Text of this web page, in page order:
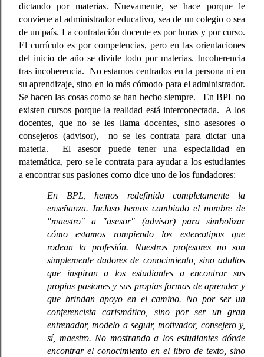
dictando por materias. Nuevamente, se hace porque le
conviene al administrador educativo, sea de un colegio o sea
de un país. La contratación docente es por horas y por curso.
El currículo es por competencias, pero en las orientaciones
del inicio de año se divide todo por materias. Incoherencia
tras incoherencia.  No estamos centrados en la persona ni en
su aprendizaje, sino en lo más cómodo para el administrador.
Se hacen las cosas como se han hecho siempre.   En BPL no
existen cursos porque la realidad está interconectada.  A los
docentes, que no se les llama docentes, sino asesores o
consejeros (advisor),  no se les contrata para dictar una
materia.  El asesor puede tener una especialidad en
matemática, pero se le contrata para ayudar a los estudiantes
a encontrar sus pasiones como dice uno de los fundadores:
En BPL, hemos redefinido completamente la
enseñanza. Incluso hemos cambiado el nombre de
"maestro" a "asesor" (advisor) para simbolizar
cómo estamos rompiendo los estereotipos que
rodean la profesión. Nuestros profesores no son
simplemente dadores de conocimiento, sino adultos
que inspiran a los estudiantes a encontrar sus
propias pasiones y sus propias formas de aprender y
que brindan apoyo en el camino. No por ser un
conferencista carismático, sino por ser un gran
entrenador, modelo a seguir, motivador, consejero y,
sí, maestro. No mostrando a los estudiantes dónde
encontrar el conocimiento en el libro de texto, sino